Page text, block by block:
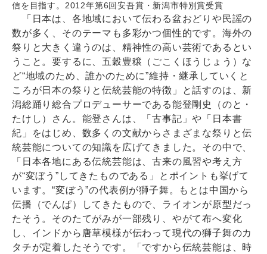
信を目指す。2012年第6回安吾賞・新潟市特別賞受賞
「日本は、各地域において伝わる盆おどりや民謡の
数が多く、そのテーマも多彩かつ個性的です。海外の
祭りと大きく違うのは、精神性の高い芸術であるとい
うこと。要するに、五穀豊穣（ごこくほうじょう）な
ど“地域のため、誰かのために”維持・継承していくと
ころが日本の祭りと伝統芸能の特徴」と話すのは、新
潟総踊り総合プロデューサーである能登剛史（のと・
たけし）さん。能登さんは、「古事記」や「日本書
紀」をはじめ、数多くの文献からさまざまな祭りと伝
統芸能についての知識を広げてきました。その中で、
「日本各地にある伝統芸能は、古来の風習や考え方
が“変ぼう”してきたものである」とポイントも挙げて
います。“変ぼう”の代表例が獅子舞。もとは中国から
伝播（でんぱ）してきたもので、ライオンが原型だっ
たそう。そのたてがみが一部残り、やがて布へ変化
し、インドから唐草模様が伝わって現代の獅子舞のカ
タチが定着したそうです。「ですから伝統芸能は、時